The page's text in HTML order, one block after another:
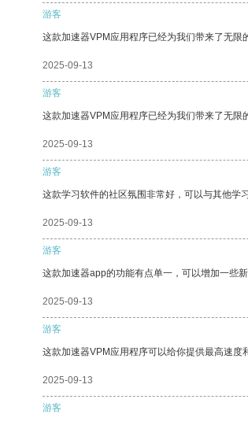
游客
这款加速器VPM应用程序已经为我们带来了无限
2025-09-13
游客
这款加速器VPM应用程序已经为我们带来了无限
2025-09-13
游客
这款学习软件的社区氛围非常好，可以与其他学
2025-09-13
游客
这款加速器app的功能有点单一，可以增加一些
2025-09-13
游客
这款加速器VPM应用程序可以给你提供最高速度
2025-09-13
游客